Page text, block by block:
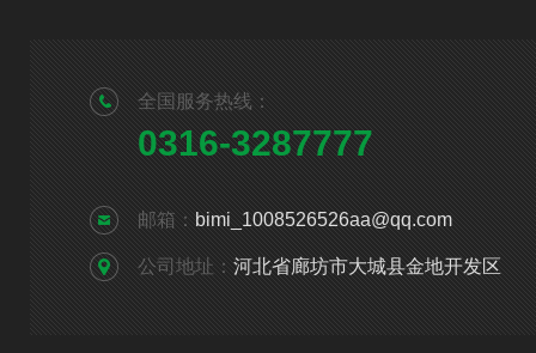
全国服务热线：
0316-3287777
邮箱： bimi_1008526526aa@qq.com
公司地址： 河北省廊坊市大城县金地开发区